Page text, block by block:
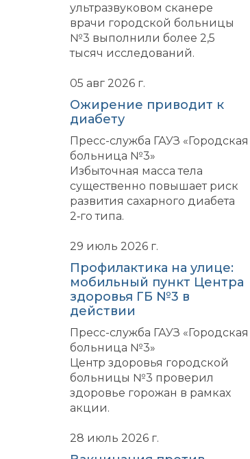
ультразвуковом сканере
врачи городской больницы
№3 выполнили более 2,5
тысяч исследований.
05 авг 2026 г.
Ожирение приводит к
диабету
Пресс-служба ГАУЗ «Городская
больница №3»
Избыточная масса тела
существенно повышает риск
развития сахарного диабета
2‑го типа.
29 июль 2026 г.
Профилактика на улице:
мобильный пункт Центра
здоровья ГБ №3 в
действии
Пресс-служба ГАУЗ «Городская
больница №3»
Центр здоровья городской
больницы №3 проверил
здоровье горожан в рамках
акции.
28 июль 2026 г.